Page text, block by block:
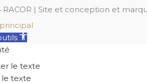
| Site et conception et
le texte
texte